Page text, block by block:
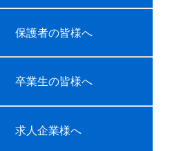
保護者の皆様へ
卒業生の皆様へ
求人企業様へ